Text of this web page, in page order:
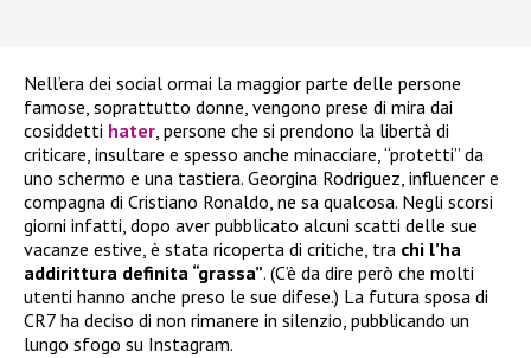
Nell’era dei social ormai la maggior parte delle persone
famose, soprattutto donne, vengono prese di mira dai
cosiddetti hater, persone che si prendono la libertà di
criticare, insultare e spesso anche minacciare, “protetti” da
uno schermo e una tastiera. Georgina Rodriguez, influencer e
compagna di Cristiano Ronaldo, ne sa qualcosa. Negli scorsi
giorni infatti, dopo aver pubblicato alcuni scatti delle sue
vacanze estive, è stata ricoperta di critiche, tra chi l’ha
addirittura definita “grassa”. (C’è da dire però che molti
utenti hanno anche preso le sue difese.) La futura sposa di
CR7 ha deciso di non rimanere in silenzio, pubblicando un
lungo sfogo su Instagram.